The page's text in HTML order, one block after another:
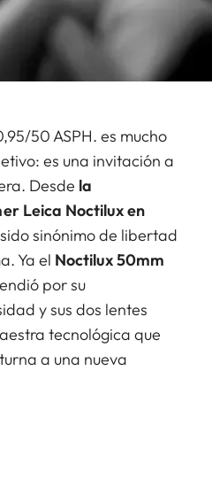
50 ASPH. es mucho
es una invitación a
Desde la
Leica Noctilux en
sinónimo de libertad
Ya el Noctilux 50mm
por su
y sus dos lentes
tecnológica que
a una nueva